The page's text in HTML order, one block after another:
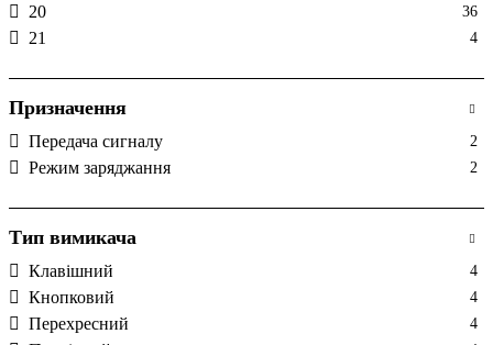
20 36
21 4
Призначення
Передача сигналу 2
Режим заряджання 2
Тип вимикача
Клавішний 4
Кнопковий 4
Перехресний 4